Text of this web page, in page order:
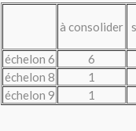
à consolider
échelon 6 6
échelon 8
1
échelon 9
1